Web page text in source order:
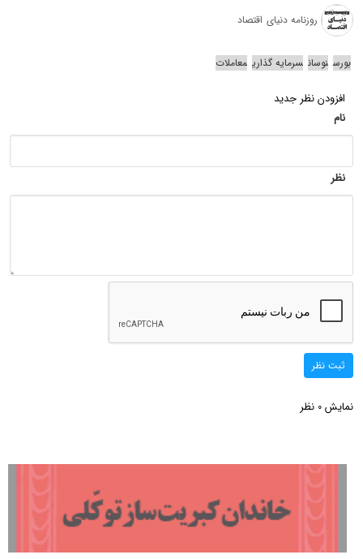
روزنامه دنیای اقتصاد
بورس نوسان سرمایه گذاری معاملات
افزودن نظر جدید
نام
نظر
ثبت نظر
نمایش 0 نظر